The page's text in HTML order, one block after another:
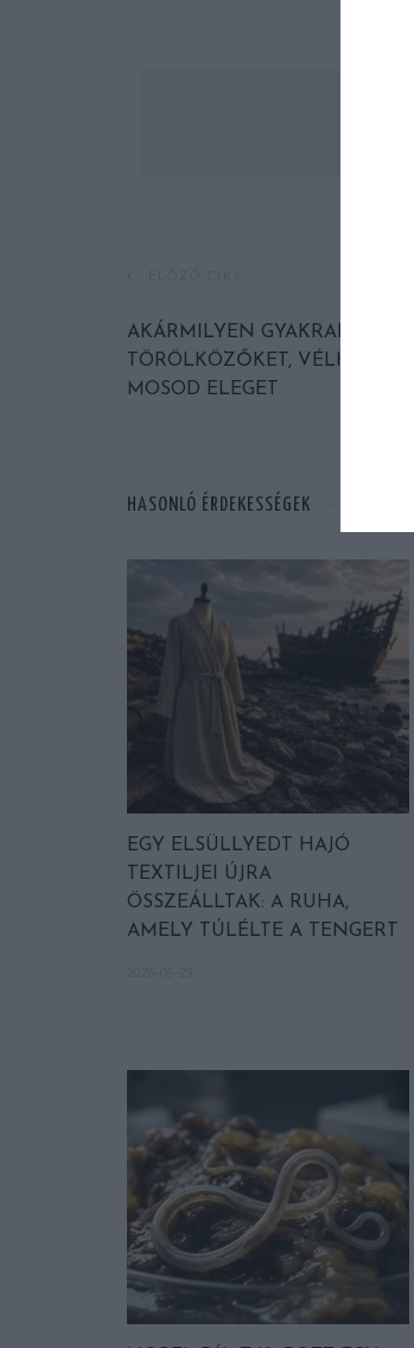
AKÁRMILYEN GYAKRAN
TÖRÖLKÖZŐKET,
MOSOD ELEGET
HASONLÓ ÉRDEKESSÉGEK
EGY ELSÜLLYEDT HAJÓ
TEXTILJEI ÚJRA
ÖSSZEÁLLTAK: A RUHA,
AMELY TÚLÉLTE A TENGERT